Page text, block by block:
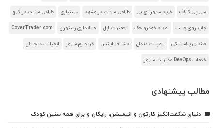
سی پی کالاف خرید سرور اچ پی طراحی سایت در مشهد دستیاری طراحی سایت در کرج
چاپ روی چسب امداد خودرو جک تعمیرات اپل حسابداری رستوران CoverTrader.com
صندلی پلاستیکی ایمپلنت دندان دلتا اف ایکس خرید رم سرور ایمپلنت دیجیتال
خدمات DevOps مدیریت سرور
مطالب پیشنهادی
دنیای شگفت‌انگیز کارتون و انیمیشن، رایگان و برای همه سنین کودک